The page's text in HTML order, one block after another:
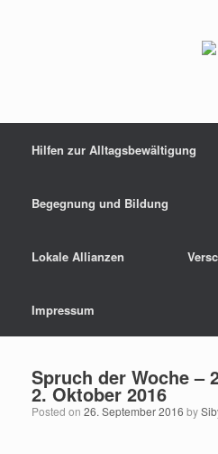
Hilfen zur Alltagsbewältigung
Begegnung und Bildung
Lokale Allianzen
Impressum
Spruch der Woche –
2. Oktober 2016
Posted on 26. September 2016 by